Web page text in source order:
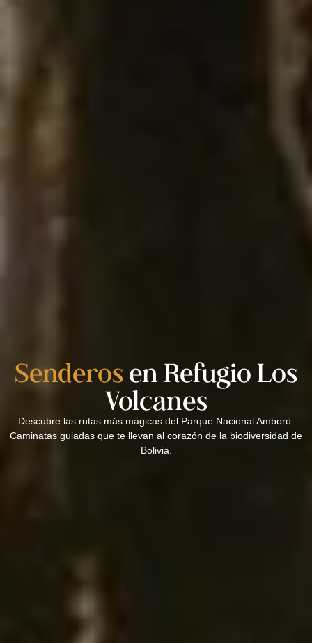
Senderos en Refugio Los
Volcanes
Descubre las rutas más mágicas del Parque Nacional Amboró.
Caminatas guiadas que te llevan al corazón de la biodiversidad de
Bolivia.